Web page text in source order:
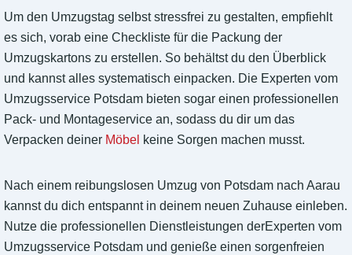
Um den Umzugstag selbst stressfrei zu gestalten, empfiehlt
es sich, vorab eine Checkliste für die Packung der
Umzugskartons zu erstellen. So behältst du den Überblick
und kannst alles systematisch einpacken. Die Experten vom
Umzugsservice Potsdam bieten sogar einen professionellen
Pack- und Montageservice an, sodass du dir um das
Verpacken deiner Möbel keine Sorgen machen musst.
Nach einem reibungslosen Umzug von Potsdam nach Aarau
kannst du dich entspannt in deinem neuen Zuhause einleben.
Nutze die professionellen Dienstleistungen derExperten vom
Umzugsservice Potsdam und genieße einen sorgenfreien